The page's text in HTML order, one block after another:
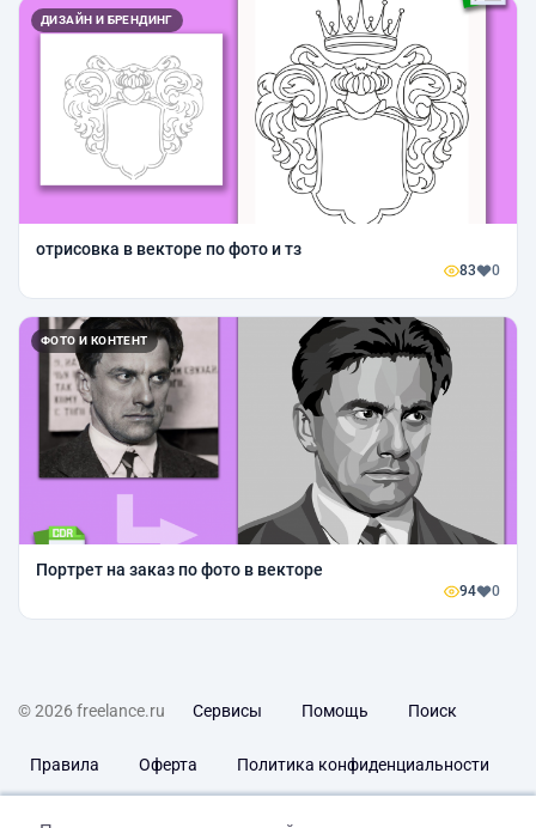
ДИЗАЙН И БРЕНДИНГ
отрисовка в векторе по фото и тз
83 0
ФОТО И КОНТЕНТ
Портрет на заказ по фото в векторе
94 0
© 2026 freelance.ru Сервисы Помощь Поиск
Правила Оферта Политика конфиденциальности